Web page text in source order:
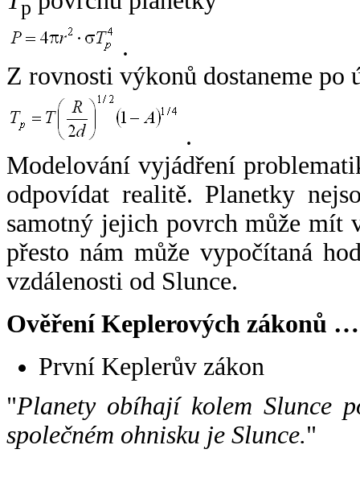
p
.
Z rovnosti výkonů dostaneme po
.
Modelování vyjádření
odpovídat realitě. Planetky
samotný jejich povrch může mít
přesto nám může vypočítaná
vzdálenosti od Slunce.
Ověření Keplerových zákonů …
První Keplerův zákon
"Planety obíhají kolem Slunce
společném ohnisku je Slunce."